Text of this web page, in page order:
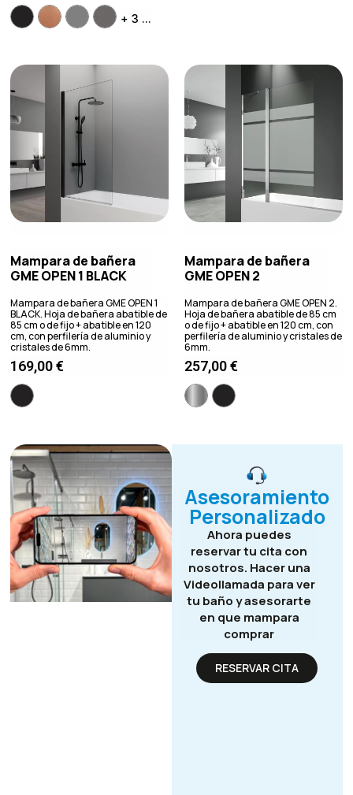
+ 3 ...
Mampara de bañera
GME OPEN 1 BLACK
Mampara de bañera GME OPEN 1
BLACK. Hoja de bañera abatible de
85 cm o de fijo + abatible en 120
cm, con perfilería de aluminio y
cristales de 6mm.
169,00€
Mampara de bañera
GME OPEN 2
Mampara de bañera GME OPEN 2.
Hoja de bañera abatible de 85 cm
o de fijo + abatible en 120 cm, con
perfilería de aluminio y cristales de
6mm.
257,00€
Asesoramiento
Personalizado
Ahora puedes
reservar tu cita con
nosotros. Hacer una
Videollamada para ver
tu baño y asesorarte
en que mampara
comprar
RESERVAR CITA